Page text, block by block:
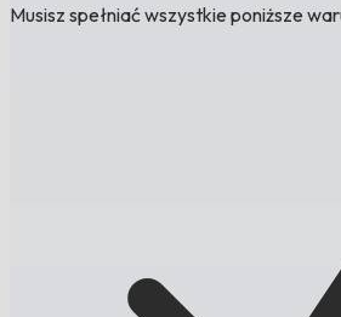
Musisz spełniać wszystkie poniższe